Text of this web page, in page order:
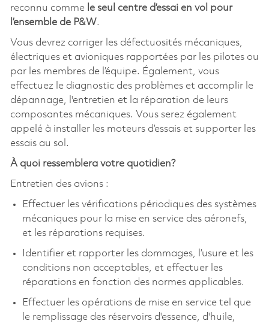
reconnu comme le seul centre d’essai en vol pour
l’ensemble de P&W.
Vous devrez corriger les défectuosités mécaniques,
électriques et avioniques rapportées par les pilotes ou
par les membres de l’équipe. Également, vous
effectuez le diagnostic des problèmes et accomplir le
dépannage, l'entretien et la réparation de leurs
composantes mécaniques. Vous serez également
appelé à installer les moteurs d’essais et supporter les
essais au sol.
À quoi ressemblera votre quotidien?
Entretien des avions :
Effectuer les vérifications périodiques des systèmes
mécaniques pour la mise en service des aéronefs,
et les réparations requises.
Identifier et rapporter les dommages, l’usure et les
conditions non acceptables, et effectuer les
réparations en fonction des normes applicables.
Effectuer les opérations de mise en service tel que
le remplissage des réservoirs d'essence, d'huile,